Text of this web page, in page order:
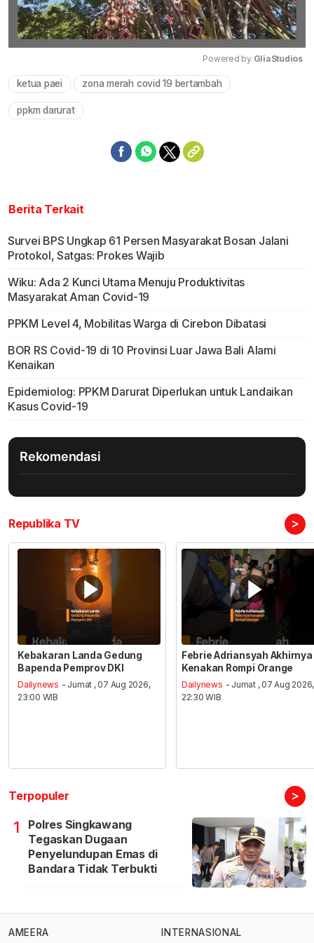
Powered by GliaStudios
ketua paei zona merah covid 19 bertambah
ppkm darurat
Berita Terkait
Survei BPS Ungkap 61 Persen Masyarakat Bosan Jalani
Protokol, Satgas: Prokes Wajib
Wiku: Ada 2 Kunci Utama Menuju Produktivitas
Masyarakat Aman Covid-19
PPKM Level 4, Mobilitas Warga di Cirebon Dibatasi
BOR RS Covid-19 di 10 Provinsi Luar Jawa Bali Alami
Kenaikan
Epidemiolog: PPKM Darurat Diperlukan untuk Landaikan
Kasus Covid-19
Rekomendasi
Republika TV >
Kebakaran Landa Gedung
Bapenda Pemprov DKI
Dailynews - Jumat , 07 Aug 2026,
23:00 WIB
Febrie Adriansyah Akhirnya
Kenakan Rompi Orange
Dailynews - Jumat , 07 Aug 2026,
22:30 WIB
Terpopuler >
1
Polres Singkawang
Tegaskan Dugaan
Penyelundupan Emas di
Bandara Tidak Terbukti
AMEERA INTERNASIONAL